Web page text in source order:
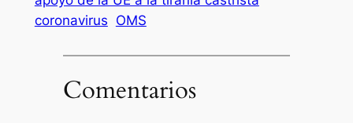
coronavirus OMS
Comentarios